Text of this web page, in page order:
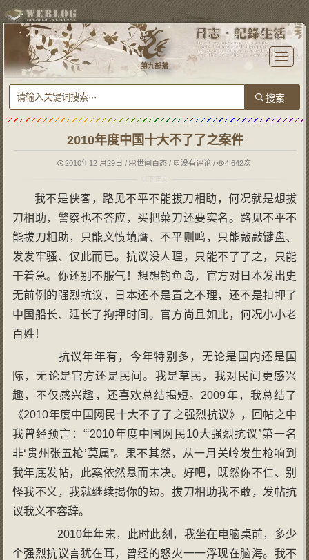
T
o
l
e
n
第九部落
2010年度中国十大不了了之案件
2010年12 月29日/ 世间百态 / 没有评论 / 4,642次
我不是侠客，路见不平不能拔刀相助，何况就是想拔
刀相助，警察也不答应，买把菜刀还要实名。路见不平不
能拔刀相助，只能义愤填膺、不平则鸣，只能敲敲键盘、
发发牢骚、仅此而已。抗议没人理，只能不了了之，只能
干着急。你还别不服气！想想钓鱼岛，官方对日本发出史
无前例的强烈抗议，日本还不是置之不理，还不是扣押了
中国船长、延长了拘押时间。官方尚且如此，何况小小老
百姓！
抗议年年有，今年特别多，无论是国内还是国
际，无论是官方还是民间。我是草民，我对民间更感兴
趣，不仅感兴趣，还喜欢总结揭短。2009年，我总结了
《2010年度中国网民十大不了了之强烈抗议》，回帖之中
我曾经预言：“‘2010年度中国网民10大强烈抗议’第一名
非‘贵州张五枪’莫属”。果不其然，从一月关岭发生枪响到
我年底发帖，此案依然悬而未决。好吧，既然你不仁、别
怪我不义，我就继续揭你的短。拔刀相助我不敢，发帖抗
议我义不容辞。
2010年年末，此时此刻，我坐在电脑桌前，多少
个强烈抗议言犹在耳，曾经的怒火一一浮现在脑海。我不